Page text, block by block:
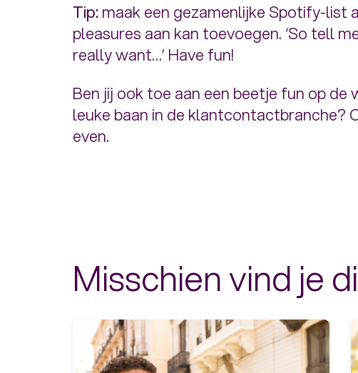
Tip: maak een gezamenlijke Spotify-list
pleasures aan kan toevoegen. ‘So tell
really want…’ Have fun!
Ben jij ook toe aan een beetje fun op de
leuke baan in de klantcontactbranche?
even.
Misschien vind je